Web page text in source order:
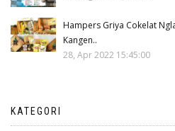
Hampers Griya Cokelat
Kangen..
28, Apr 2022 15:45:00
KATEGORI